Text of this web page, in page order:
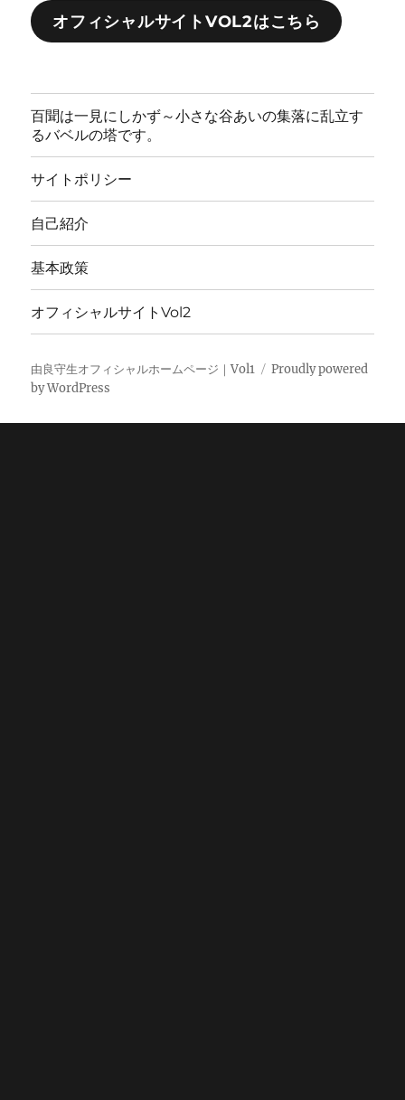
オフィシャルサイトVOL2はこちら
百聞は一見にしかず～小さな谷あいの集落に乱立す
るバベルの塔です。
サイトポリシー
自己紹介
基本政策
オフィシャルサイトVol2
由良守生オフィシャルホームページ｜Vol1
Proudly powered
by WordPress